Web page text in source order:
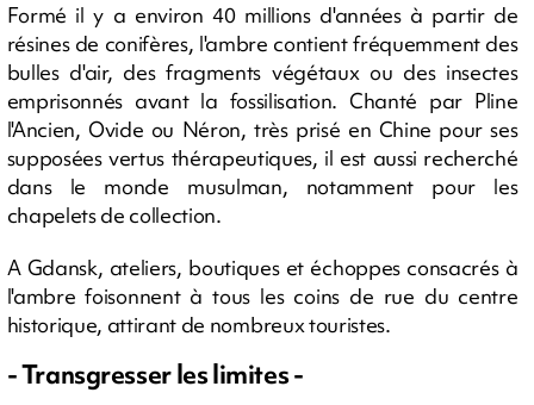
Formé il y a environ 40 millions d'années à partir de
résines de conifères, l'ambre contient fréquemment des
bulles d'air, des fragments végétaux ou des insectes
emprisonnés avant la fossilisation. Chanté par Pline
l'Ancien, Ovide ou Néron, très prisé en Chine pour ses
supposées vertus thérapeutiques, il est aussi recherché
dans le monde musulman, notamment pour les
chapelets de collection.
A Gdansk, ateliers, boutiques et échoppes consacrés à
l'ambre foisonnent à tous les coins de rue du centre
historique, attirant de nombreux touristes.
- Transgresser les limites -